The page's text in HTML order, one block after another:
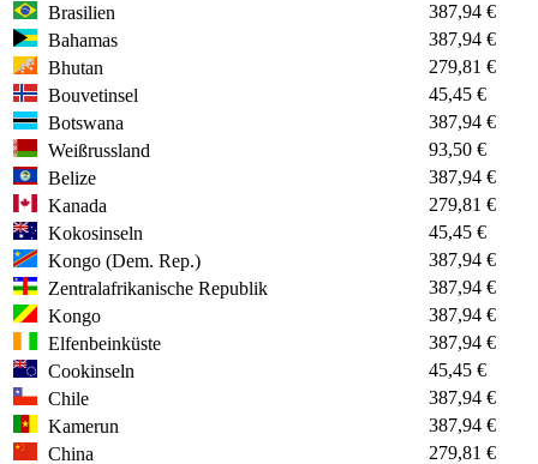
Brasilien
387,94 €
Bahamas
387,94 €
Bhutan
279,81 €
Bouvetinsel
45,45 €
Botswana
387,94 €
Weißrussland
93,50 €
Belize
387,94 €
Kanada
279,81 €
Kokosinseln
45,45 €
Kongo (Dem. Rep.)
387,94 €
Zentralafrikanische Republik
387,94 €
Kongo
387,94 €
Elfenbeinküste
387,94 €
Cookinseln
45,45 €
Chile
387,94 €
Kamerun
387,94 €
China
279,81 €